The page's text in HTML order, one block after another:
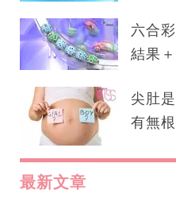
六合
結果
尖肚
有無
最新文章